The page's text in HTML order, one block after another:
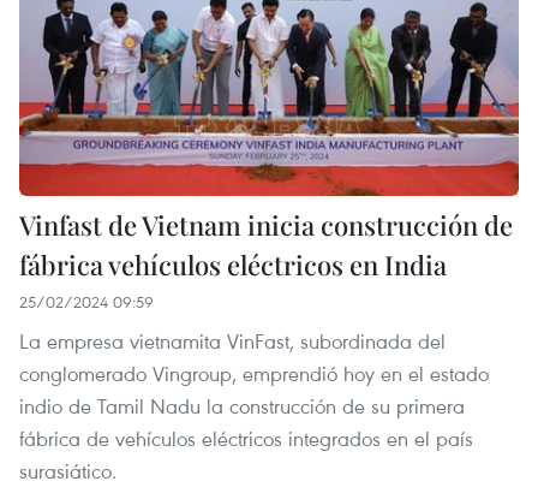
Vinfast de Vietnam inicia construcción de
fábrica vehículos eléctricos en India
25/02/2024 09:59
La empresa vietnamita VinFast, subordinada del
conglomerado Vingroup, emprendió hoy en el estado
indio de Tamil Nadu la construcción de su primera
fábrica de vehículos eléctricos integrados en el país
surasiático.